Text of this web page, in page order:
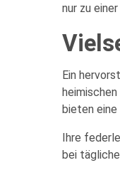
nur zu
Ein
bieten
Ihre
bei